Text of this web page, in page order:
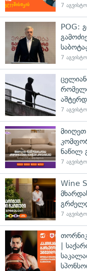
7
POG:
7
7
ნაწილ
7
Wine
7
|